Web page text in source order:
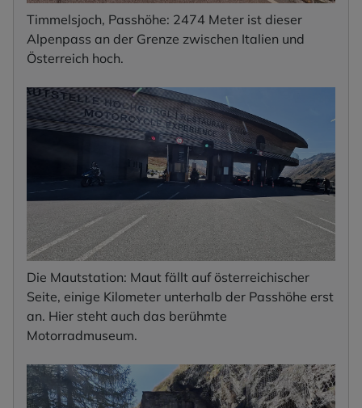
Timmelsjoch, Passhöhe: 2474 Meter ist dieser
Alpenpass an der Grenze zwischen Italien und
Österreich hoch.
Die Mautstation: Maut fällt auf österreichischer
Seite, einige Kilometer unterhalb der Passhöhe erst
an. Hier steht auch das berühmte
Motorradmuseum.